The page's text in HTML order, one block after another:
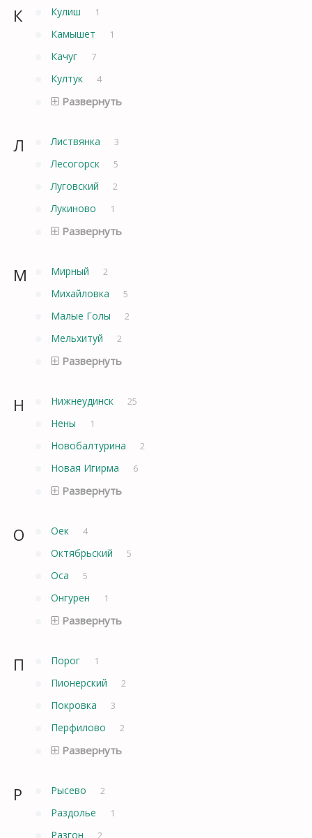
К Кулиш 1
Камышет 1
Качуг 7
Култук 4
Развернуть
Л Листвянка 3
Лесогорск 5
Луговский 2
Лукиново 1
Развернуть
М Мирный 2
Михайловка 5
Малые Голы 2
Мельхитуй 2
Развернуть
Н Нижнеудинск 25
Нены 1
Новобалтурина 2
Новая Игирма 6
Развернуть
О Оек 4
Октябрьский 5
Оса 5
Онгурен 1
Развернуть
П Порог 1
Пионерский 2
Покровка 3
Перфилово 2
Развернуть
Р Рысево 2
Раздолье 1
Разгон 2